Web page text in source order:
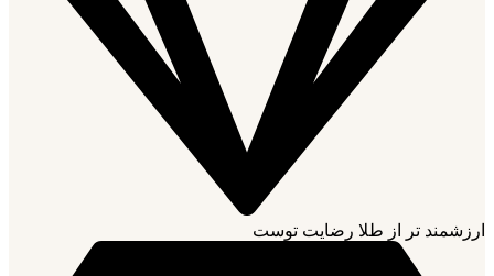
ارزشمند تر از طلا رضایت توست